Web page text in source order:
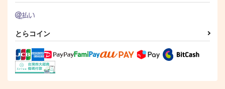
とらコイン